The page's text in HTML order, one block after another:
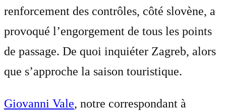
renforcement des contrôles, côté slovène, a
provoqué l’engorgement de tous les points
de passage. De quoi inquiéter Zagreb, alors
que s’approche la saison touristique.
Giovanni Vale, notre correspondant à